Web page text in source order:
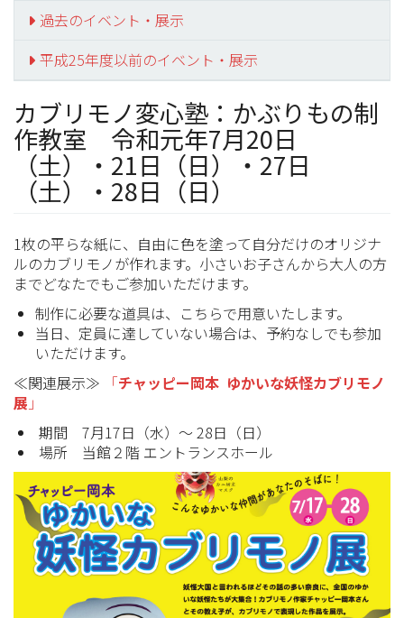
過去のイベント・展示
平成25年度以前のイベント・展示
カブリモノ変心塾：かぶりもの制
作教室 令和元年7月20日
（土）・21日（日）・27日
（土）・28日（日）
1枚の平らな紙に、自由に色を塗って自分だけのオリジナ
ルのカブリモノが作れます。小さいお子さんから大人の方
までどなたでもご参加いただけます。
制作に必要な道具は、こちらで用意いたします。
当日、定員に達していない場合は、予約なしでも参加
いただけます。
≪関連展示≫
「チャッピー岡本 ゆかいな妖怪カブリモノ
展 」
期間 7月17日（水）～ 28日（日）
場所 当館２階 エントランスホール